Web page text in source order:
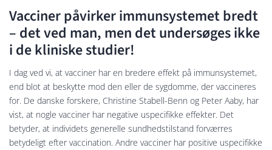
Vacciner påvirker immunsystemet bredt
– det ved man, men det undersøges ikke
i de kliniske studier!
I dag ved vi, at vacciner har en bredere effekt på immunsystemet,
end blot at beskytte mod den eller de sygdomme, der vaccineres
for. De danske forskere, Christine Stabell-Benn og Peter Aaby, har
vist, at nogle vacciner har negative uspecifikke effekter. Det
betyder, at individets generelle sundhedstilstand forværres
betydeligt efter vaccination. Andre vacciner har positive uspecifikke